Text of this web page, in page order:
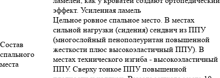
эффект. Усиленная ламель
Состав
спального
места
Цельное ровное спальное место. В местах
сильной нагрузки (сидения) сендвич из ППУ
(многослойный пенополеуритан повышенной
жесткости плюс высокоэластичный ППУ). В
местах технического изгиба - высокоэластичный
ППУ. Сверху тонкое ППУ повышенной